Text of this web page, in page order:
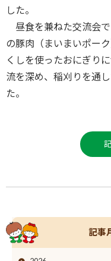
した。
昼食を兼ねた交流会
の豚肉（まいまいポー
くしを使ったおにぎり
流を深め、稲刈りを通
た。
記事